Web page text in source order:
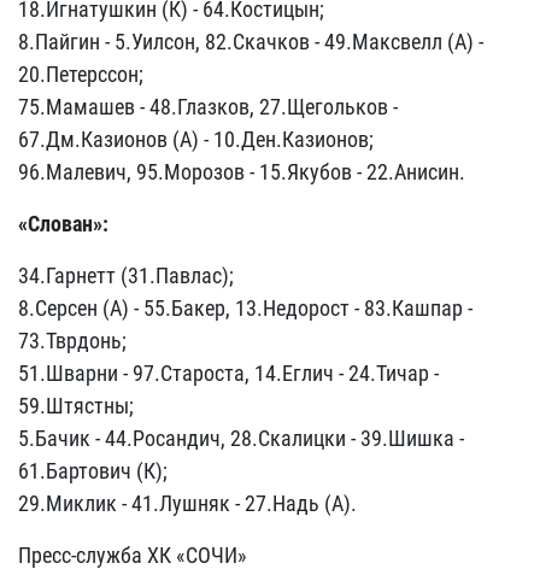
18.Игнатушкин (К) - 64.Костицын;
8.Пайгин - 5.Уилсон, 82.Скачков - 49.Максвелл (А) -
20.Петерссон;
75.Мамашев - 48.Глазков, 27.Щегольков -
67.Дм.Казионов (А) - 10.Ден.Казионов;
96.Малевич, 95.Морозов - 15.Якубов - 22.Анисин.
«Слован»:
34.Гарнетт (31.Павлас);
8.Серсен (А) - 55.Бакер, 13.Недорост - 83.Кашпар -
73.Тврдонь;
51.Шварни - 97.Староста, 14.Еглич - 24.Тичар -
59.Штястны;
5.Бачик - 44.Росандич, 28.Скалицки - 39.Шишка -
61.Бартович (К);
29.Миклик - 41.Лушняк - 27.Надь (А).
Пресс-служба ХК «СОЧИ»